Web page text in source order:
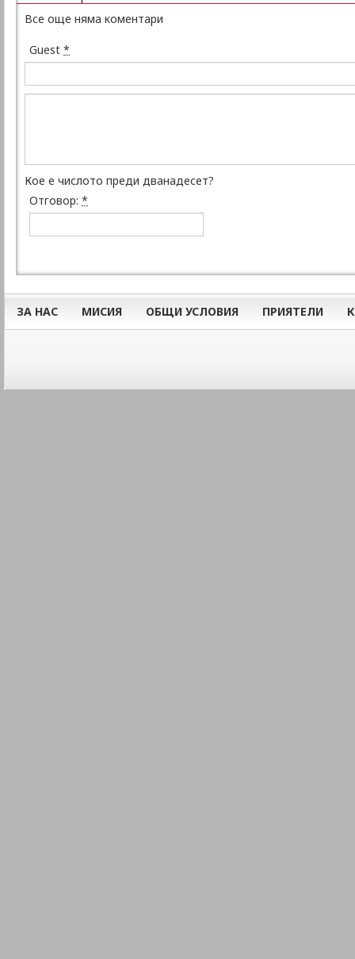
Все още няма коментари
Guest *
Кое е числото преди дванадесет?
Отговор: *
ЗА НАС МИСИЯ ОБЩИ УСЛОВИЯ ПРИЯТЕЛИ